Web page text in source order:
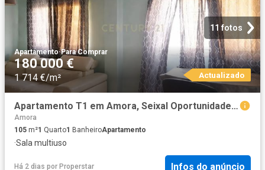
11 fotos
Apartamento·Para Comprar
180 000 €
1 714 €/m² Actualizado
Apartamento T1 em Amora, Seixal Oportunidade Única! Com inquilina
Amora
105 m²1 Quarto1 BanheiroApartamento
·Sala multiuso
Há 2 dias por Properstar Infos do anúncio